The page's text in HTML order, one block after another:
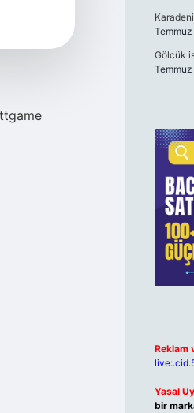
Gölcük
Reklam
Yasal
bir